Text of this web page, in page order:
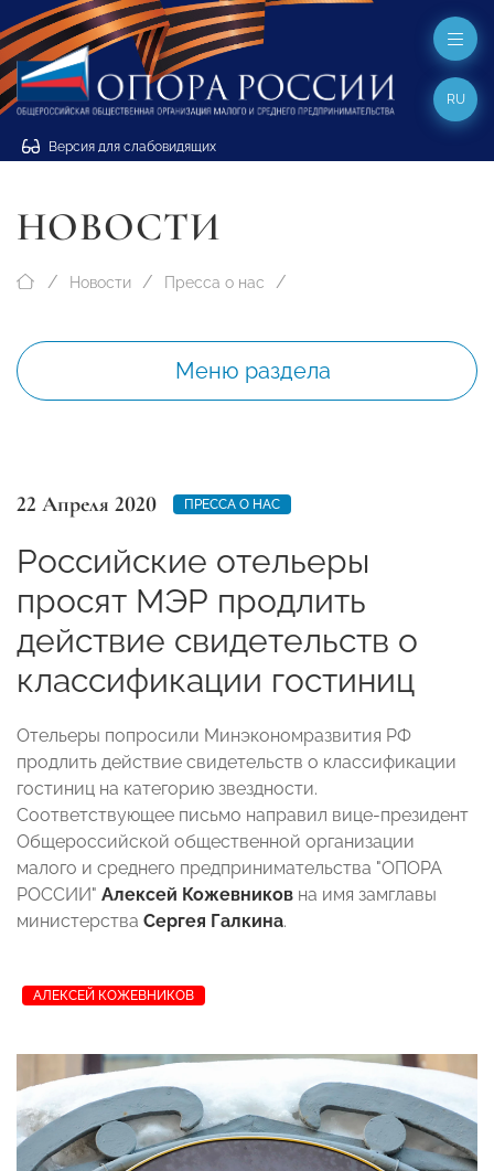
Версия для слабовидящих
RU
НОВОСТИ
Новости Пресса о нас
Меню раздела
22 Апреля 2020 ПРЕССА О НАС
Российские отельеры
просят МЭР продлить
действие свидетельств о
классификации гостиниц
Отельеры попросили Минэкономразвития РФ
продлить действие свидетельств о классификации
гостиниц на категорию звездности.
Соответствующее письмо направил вице-президент
Общероссийской общественной организации
малого и среднего предпринимательства "ОПОРА
РОССИИ" Алексей Кожевников на имя замглавы
министерства Сергея Галкина.
АЛЕКСЕЙ КОЖЕВНИКОВ